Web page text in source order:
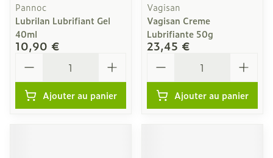
Pannoc
Lubrilan Lubrifiant Gel
40ml
10,90 €
Ajouter au panier
Vagisan
Vagisan Creme
Lubrifiante 50g
23,45 €
Ajouter au panier